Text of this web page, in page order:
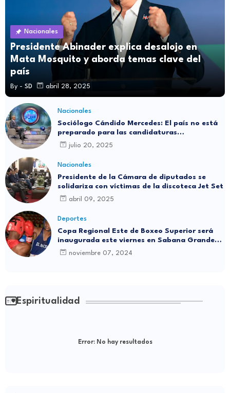
Nacionales
Presidente Abinader explica desalojo en
Mata Mosquito y aborda temas clave del
país
By - SD abril 28, 2025
Nacionales
Sociólogo Cándido Mercedes: El país no está
preparado para las candidaturas
independientes
julio 20, 2025
Nacionales
Presidente de la Cámara de diputados se
solidariza con víctimas de la discoteca Jet Set
abril 09, 2025
Deportes
Copa Regional Este de Boxeo Superior será
inaugurada este viernes en Sabana Grande
de Boyá
noviembre 07, 2024
Espiritualidad
Error:No hay resultados